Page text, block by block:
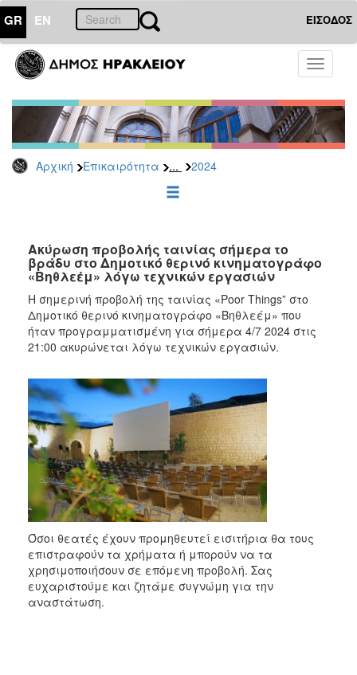
GR EN ΕΙΣΟΔΟΣ
Toggle
Αρχική Επικαιρότητα ... 2024
ΕΠΙΚΑΙΡΟΤΗΤΑ
Τύπου
Αρχείο
2026
2025
2022
2021
2020
2019
2018
2016
2015
2013
2012
2011
2010
2006
ΔΗΜΟΤΗΣ
Ακύρωση προβολής ταινίας σήμερα το
βράδυ στο Δημοτικό θερινό κινηματογράφο
«Βηθλεέμ» λόγω τεχνικών εργασιών
Η σημερινή προβολή της ταινίας «Poor Things” στο
Δημοτικό θερινό κινηματογράφο «Βηθλεέμ» που
ήταν προγραμματισμένη για σήμερα 4/7 2024 στις
21:00 ακυρώνεται λόγω τεχνικών εργασιών.
Όσοι θεατές έχουν προμηθευτεί εισιτήρια θα τους
επιστραφούν τα χρήματα ή μπορούν να τα
χρησιμοποιήσουν σε επόμενη προβολή. Σας
ευχαριστούμε και ζητάμε συγνώμη για την
αναστάτωση.